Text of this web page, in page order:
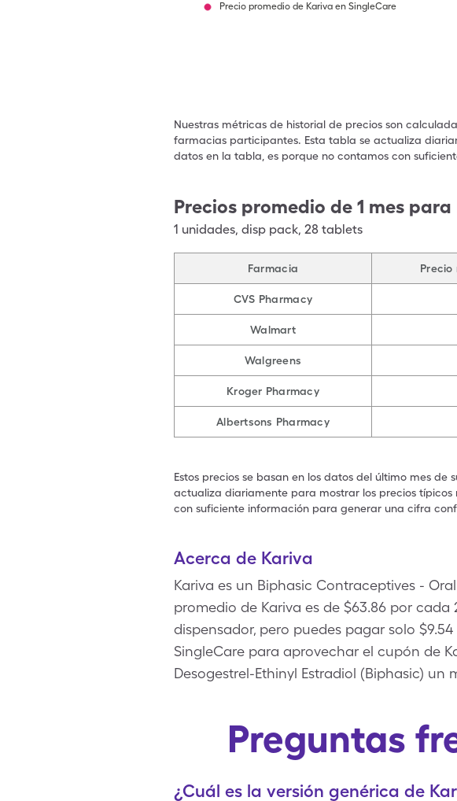
Precio promedio de Kariva en SingleCare
Nuestras métricas de historial de precios son
farmacias participantes. Esta tabla se actualiza
datos en la tabla, es porque no contamos con
Precios promedio de 1 mes
1 unidades, disp pack, 28 tablets
Farmacia Precio
CVS Pharmacy
Walmart
Walgreens
Kroger Pharmacy
Albertsons Pharmacy
Estos precios se basan en los datos del último mes
actualiza diariamente para mostrar los precios
con suficiente información para generar una cifra
Acerca de Kariva
Kariva es un Biphasic Contraceptives -
promedio de Kariva es de $63.86 por cada
dispensador, pero puedes pagar solo
SingleCare para aprovechar el cupón de
Desogestrel-Ethinyl Estradiol (Biphasic) un
Preguntas
¿Cuál es la versión genérica de